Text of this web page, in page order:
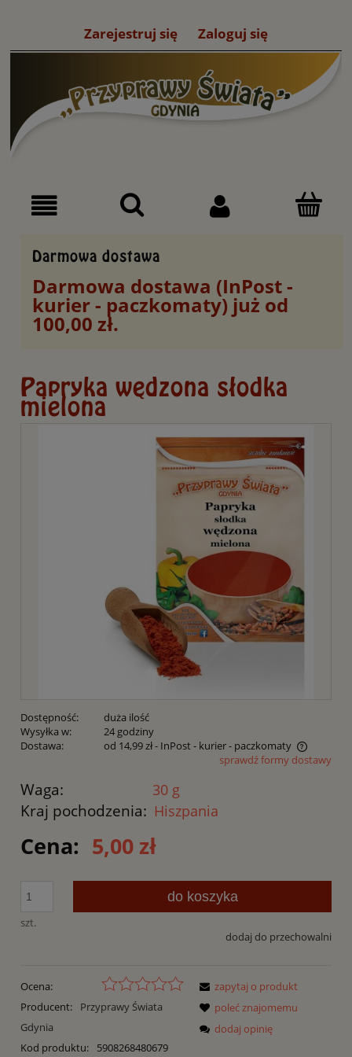
Zarejestruj się Zaloguj się
Darmowa dostawa
Darmowa dostawa (InPost -
kurier - paczkomaty) już od
100,00 zł.
Papryka wędzona słodka
mielona
Dostępność:
duża ilość
Wysyłka w:
24 godziny
Dostawa:
od 14,99 zł- InPost - kurier - paczkomaty
Cena nie zawiera ewentualnych kosztów płatnościsprawdź formy dostawy
Waga: 30 g
Kraj pochodzenia: Hiszpania
Cena: 5,00 zł
szt.
do koszyka
dodaj do przechowalni
Ocena:
Producent:
Przyprawy Świata
Gdynia
Kod produktu:
5908268480679
zapytaj o produkt
poleć znajomemu
dodaj opinię